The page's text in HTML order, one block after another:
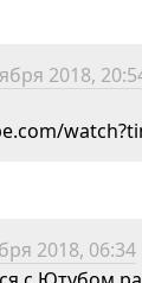
2018,
2018, 06:34